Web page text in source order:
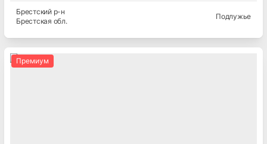
Брестскийр-н
Брестская обл.
Подлужье
Премиум